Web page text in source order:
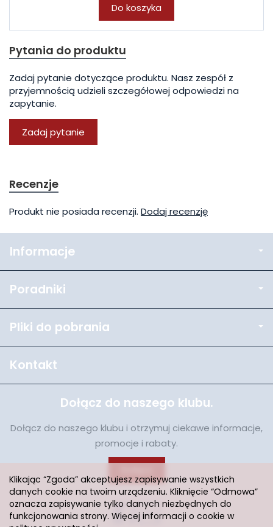
Do koszyka
Pytania do produktu
Zadaj pytanie dotyczące produktu. Nasz zespół z
przyjemnością udzieli szczegółowej odpowiedzi na
zapytanie.
Zadaj pytanie
Recenzje
Produkt nie posiada recenzji. Dodaj recenzję
Informacje
Poradniki
Pliki do pobrania
Kontakt
Dołącz do naszego klubu.
Dołącz do naszego klubu i otrzymuj ciekawe informacje,
promocje i rabaty.
Klikając “Zgoda” akceptujesz zapisywanie wszystkich
danych cookie na twoim urządzeniu. Kliknięcie “Odmowa”
oznacza zapisywanie tylko danych niezbędnych do
funkcjonowania strony. Więcej informacji o cookie w